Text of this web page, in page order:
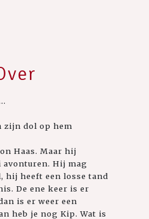
zijn dol op hem
Haas. Maar hij
Hij mag
hij heeft een losse tand
De ene keer is er
is er weer een
heb je nog Kip. Wat is